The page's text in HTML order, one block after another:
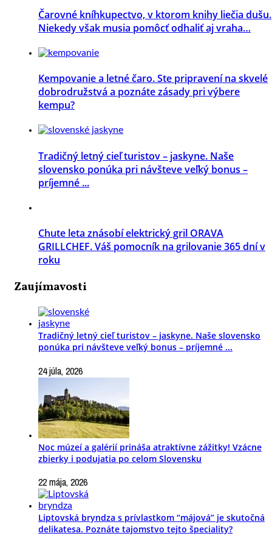
Čarovné kníhkupectvo, v ktorom knihy liečia dušu.
Niekedy však musia pomôcť odhaliť aj vraha…
Kempovanie a letné čaro. Ste pripravení na skvelé
dobrodružstvá a poznáte zásady pri výbere
kempu?
Tradičný letný cieľ turistov – jaskyne. Naše
slovensko ponúka pri návšteve veľký bonus –
príjemné ...
Chute leta znásobí elektrický gril ORAVA
GRILLCHEF. Váš pomocník na grilovanie 365 dní v
roku
Zaujímavosti
Tradičný letný cieľ turistov – jaskyne. Naše slovensko
ponúka pri návšteve veľký bonus – príjemné ...
24 júla, 2026
Noc múzeí a galérií prináša atraktívne zážitky! Vzácne
zbierky i podujatia po celom Slovensku
22 mája, 2026
Liptovská bryndza s prívlastkom “májová” je skutočná
delikatesa. Poznáte tajomstvo tejto špeciality?